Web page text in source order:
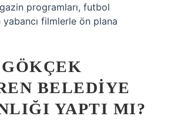
programları, futbol
yabancı filmlerle ön plana
BELEDIYE
YAPTI MI?